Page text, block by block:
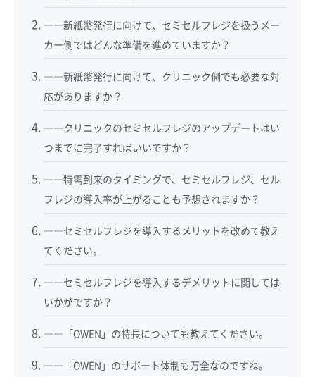
――新紙幣発行に向けて、セミセルフレジを扱うメー
カー側ではどんな準備を進めていますか？
――新紙幣発行に向けて、クリニック側でも必要な対
応がありますか？
――クリニックのセミセルフレジのアップデートはい
つまでに完了すればいいですか？
――特需到来のタイミングで、セミセルフレジ、セル
フレジの導入率が上がることも予想されますか？
――セミセルフレジを導入するメリットを改めて教え
てください。
――セミセルフレジを導入するデメリットに関しては
いかがですか？
――「OWEN」の特長についても教えてください。
――「OWEN」のサポート体制も万全なのですね。